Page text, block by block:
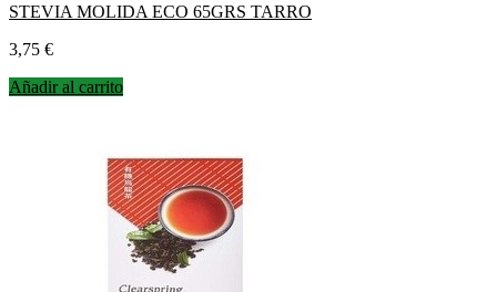
STEVIA MOLIDA ECO 65GRS TARRO
Precio
3,75 €
Añadir al carrito